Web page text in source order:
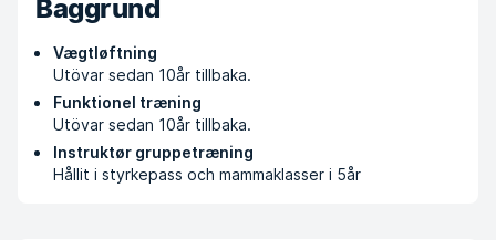
Baggrund
Vægtløftning
Utövar sedan 10år tillbaka.
Funktionel træning
Utövar sedan 10år tillbaka.
Instruktør gruppetræning
Hållit i styrkepass och mammaklasser i 5år